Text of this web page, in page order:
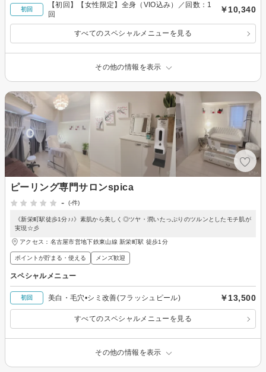
初回
【初回】【女性限定】全身（VIO込み）／回数：1
回
￥10,340
すべてのスペシャルメニューを見る
その他の情報を表示
ピーリング専門サロンspica
-
(-件)
《新栄町駅徒歩1分♪♪》素肌から美しく◎ツヤ・潤いたっぷりのツルンとしたモチ肌が
実現☆彡
アクセス：名古屋市営地下鉄東山線 新栄町駅 徒歩1分
ポイントが貯まる・使える メンズ歓迎
スペシャルメニュー
初回 美白・毛穴•シミ改善(フラッシュピール) ￥13,500
すべてのスペシャルメニューを見る
その他の情報を表示